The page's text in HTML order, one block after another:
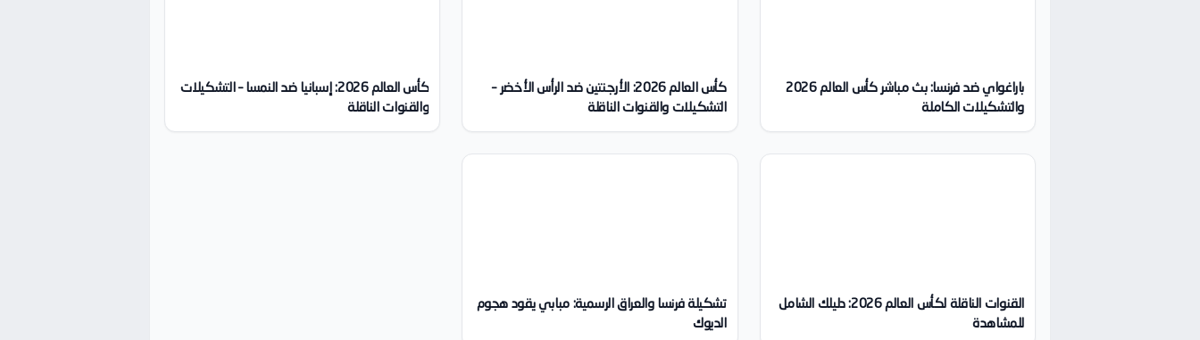
باراغواي ضد فرنسا: بث مباشر كأس العالم 2026
والتشكيلات الكاملة
كأس العالم 2026: الأرجنتين ضد الرأس الأخضر –
التشكيلات والقنوات الناقلة
كأس العالم 2026: إسبانيا ضد النمسا – التشكيلات
والقنوات الناقلة
القنوات الناقلة لكأس العالم 2026: دليلك الشامل
للمشاهدة
تشكيلة فرنسا والعراق الرسمية: مبابي يقود هجوم
الديوك